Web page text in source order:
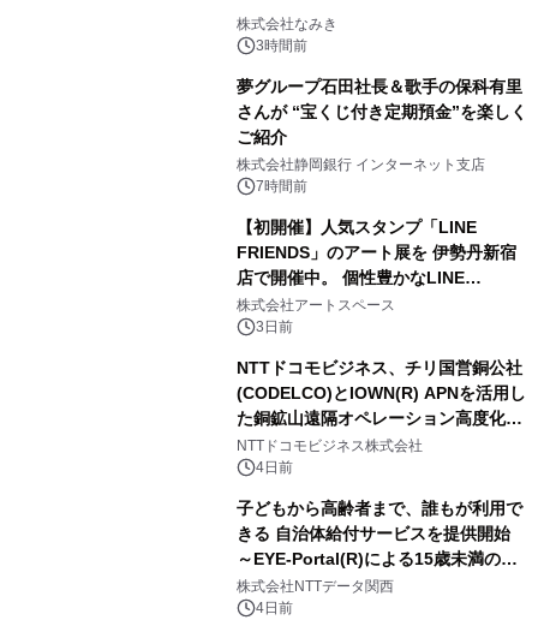
株式会社なみき
3時間前
夢グループ石田社長＆歌手の保科有里
さんが “宝くじ付き定期預金”を楽しく
ご紹介
株式会社静岡銀行 インターネット支店
7時間前
【初開催】人気スタンプ「LINE
FRIENDS」のアート展を 伊勢丹新宿
店で開催中。 個性豊かなLINE
FRIENDSの仲間たちが インテリアア
ートとして新たな魅力を発信。
株式会社アートスペース
3日前
NTTドコモビジネス、チリ国営銅公社
(CODELCO)とIOWN(R) APNを活用し
た銅鉱山遠隔オペレーション高度化に
向けた調査・実証を開始
NTTドコモビジネス株式会社
4日前
子どもから高齢者まで、誰もが利用で
きる 自治体給付サービスを提供開始
～EYE-Portal(R)による15歳未満の本
人認証と デジタルデバイド対策で実現
～
株式会社NTTデータ関西
4日前